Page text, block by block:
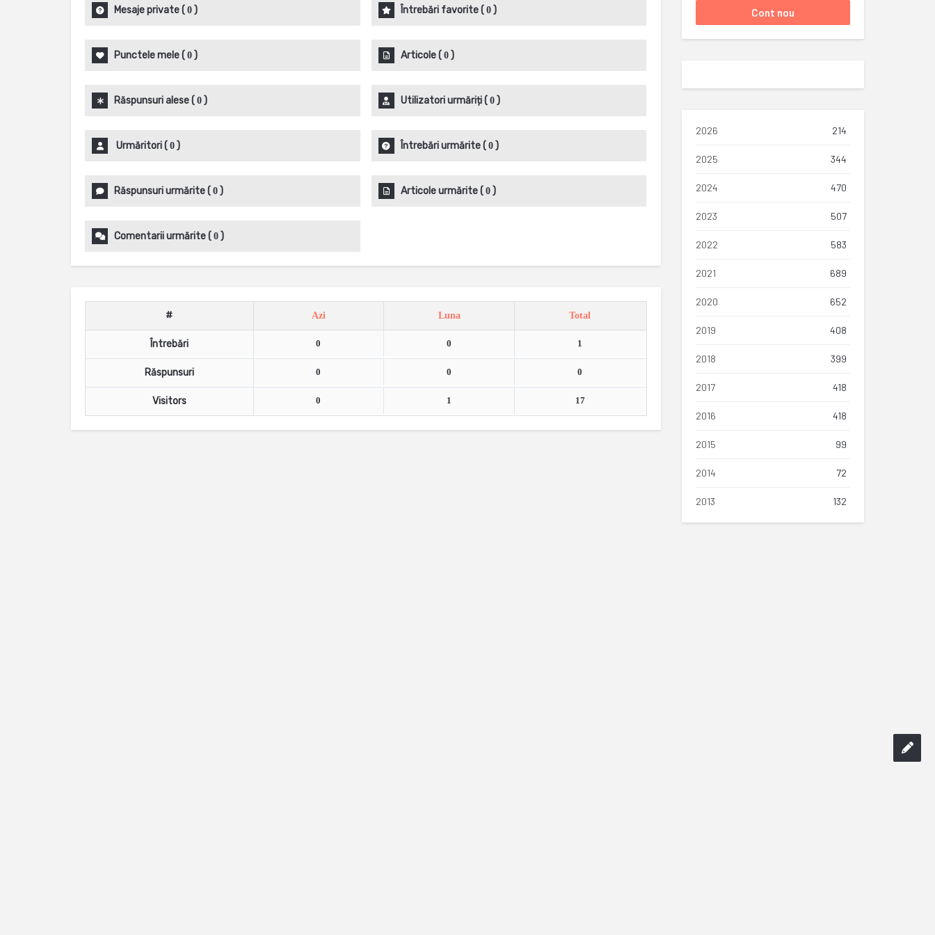
Mesaje private( 0 ) Întrebări favorite( 0)
Punctele mele( 0 ) Articole( 0)
Răspunsuri alese( 0 ) Utilizatori urmăriți( 0)
Urmăritori( 0 ) Întrebări urmărite( 0)
Răspunsuri urmărite( 0 ) Articole urmărite( 0)
Comentarii urmărite( 0 )
# Azi Luna Total
Întrebări 0 0 1
Răspunsuri 0 0 0
Visitors 0 1 17
2026 214
2025 344
2024 470
2023 507
2022 583
2021 689
2020 652
2019 408
2018 399
2017 418
2016 418
2015 99
2014 72
2013 132